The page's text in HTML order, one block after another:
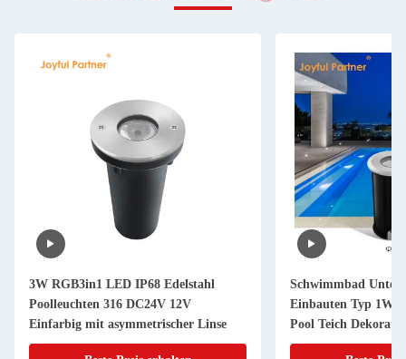
3W RGB3in1 LED IP68 Edelstahl
Poolleuchten 316 DC24V 12V
Einfarbig mit asymmetrischer Linse
Schwimmbad
Einbauten Typ 1W
Pool Teich